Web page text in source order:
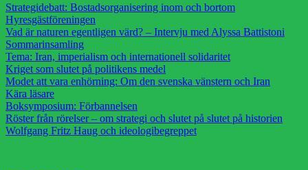
Strategidebatt: Bostadsorganisering inom och bortom
Hyresgästföreningen
Vad är naturen egentligen värd? – Intervju med Alyssa Battistoni
Sommarinsamling
Tema: Iran, imperialism och internationell solidaritet
Kriget som slutet på politikens medel
Modet att vara enhörning: Om den svenska vänstern och Iran
Kära läsare
Boksymposium: Förbannelsen
Röster från rörelser – om strategi och slutet på slutet på historien
Wolfgang Fritz Haug och ideologibegreppet